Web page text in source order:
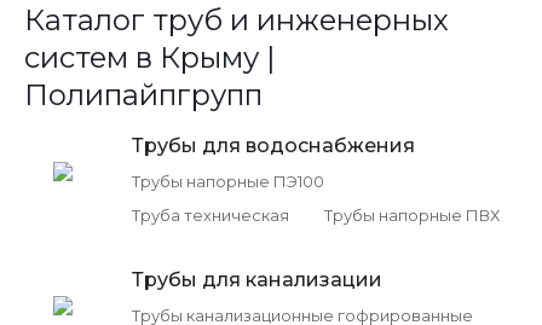
Каталог труб и инженерных
систем в Крыму |
Полипайпгрупп
Трубы для водоснабжения
Трубы напорные ПЭ100
Труба техническая
Трубы напорные ПВХ
Трубы для канализации
Трубы канализационные гофрированные